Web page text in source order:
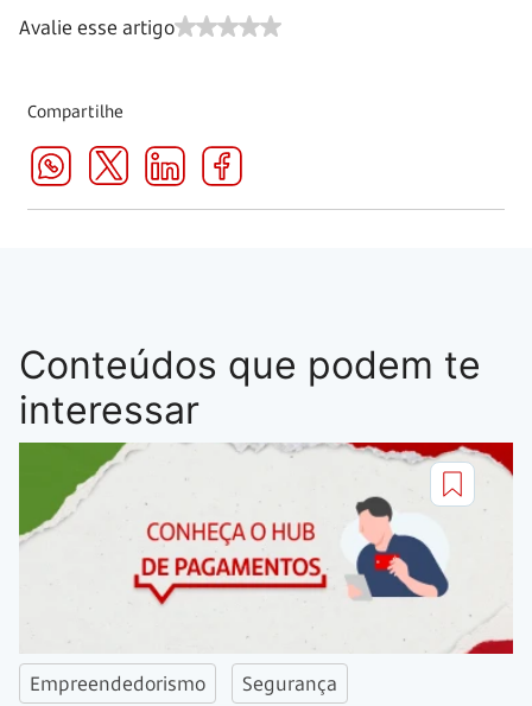
Avalie esse artigo
Compartilhe
Conteúdos que podem te
interessar
Empreendedorismo Segurança